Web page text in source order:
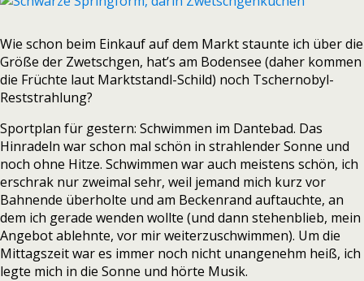
Wie schon beim Einkauf auf dem Markt staunte ich über die
Größe der Zwetschgen, hat’s am Bodensee (daher kommen
die Früchte laut Marktstandl-Schild) noch Tschernobyl-
Reststrahlung?
Sportplan für gestern: Schwimmen im Dantebad. Das
Hinradeln war schon mal schön in strahlender Sonne und
noch ohne Hitze. Schwimmen war auch meistens schön, ich
erschrak nur zweimal sehr, weil jemand mich kurz vor
Bahnende überholte und am Beckenrand auftauchte, an
dem ich gerade wenden wollte (und dann stehenblieb, mein
Angebot ablehnte, vor mir weiterzuschwimmen). Um die
Mittagszeit war es immer noch nicht unangenehm heiß, ich
legte mich in die Sonne und hörte Musik.